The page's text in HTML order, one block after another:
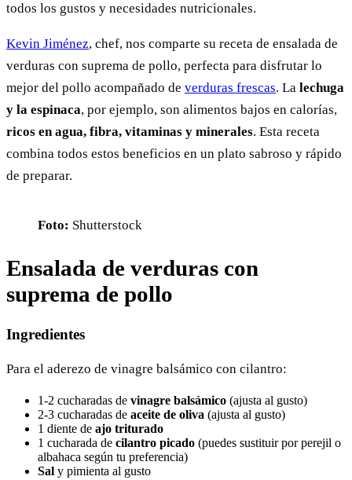
todos los gustos y necesidades nutricionales.
Kevin Jiménez, chef, nos comparte su receta de ensalada de
verduras con suprema de pollo, perfecta para disfrutar lo
mejor del pollo acompañado de verduras frescas. La lechuga
y la espinaca, por ejemplo, son alimentos bajos en calorías,
ricos en agua, fibra, vitaminas y minerales. Esta receta
combina todos estos beneficios en un plato sabroso y rápido
de preparar.
Foto: Shutterstock
Ensalada de verduras con
suprema de pollo
Ingredientes
Para el aderezo de vinagre balsámico con cilantro:
1-2 cucharadas de vinagre balsámico (ajusta al gusto)
2-3 cucharadas de aceite de oliva (ajusta al gusto)
1 diente de ajo triturado
1 cucharada de cilantro picado (puedes sustituir por perejil o
albahaca según tu preferencia)
Sal y pimienta al gusto